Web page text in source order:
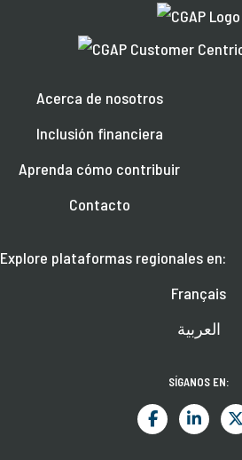
Acerca de nosotros
Inclusión financiera
Aprenda cómo contribuir
Contacto
Explore plataformas regionales en:
Français
العربية
SÍGANOS EN: